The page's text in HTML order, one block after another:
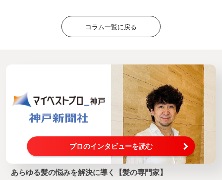
コラム一覧に戻る
プロのインタビューを読む
あらゆる髪の悩みを解決に導く【髪の専門家】